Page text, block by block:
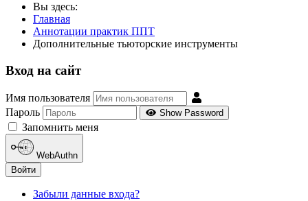
Вы здесь:
Главная
Аннотации практик ППТ
Дополнительные тьюторские инструменты
Вход на сайт
Имя пользователя
Пароль
Show Password
Запомнить меня
WebAuthn
Войти
Забыли данные входа?